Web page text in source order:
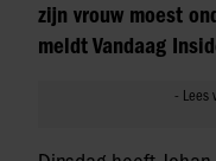
zijn vrouw moest
meldt Vandaag